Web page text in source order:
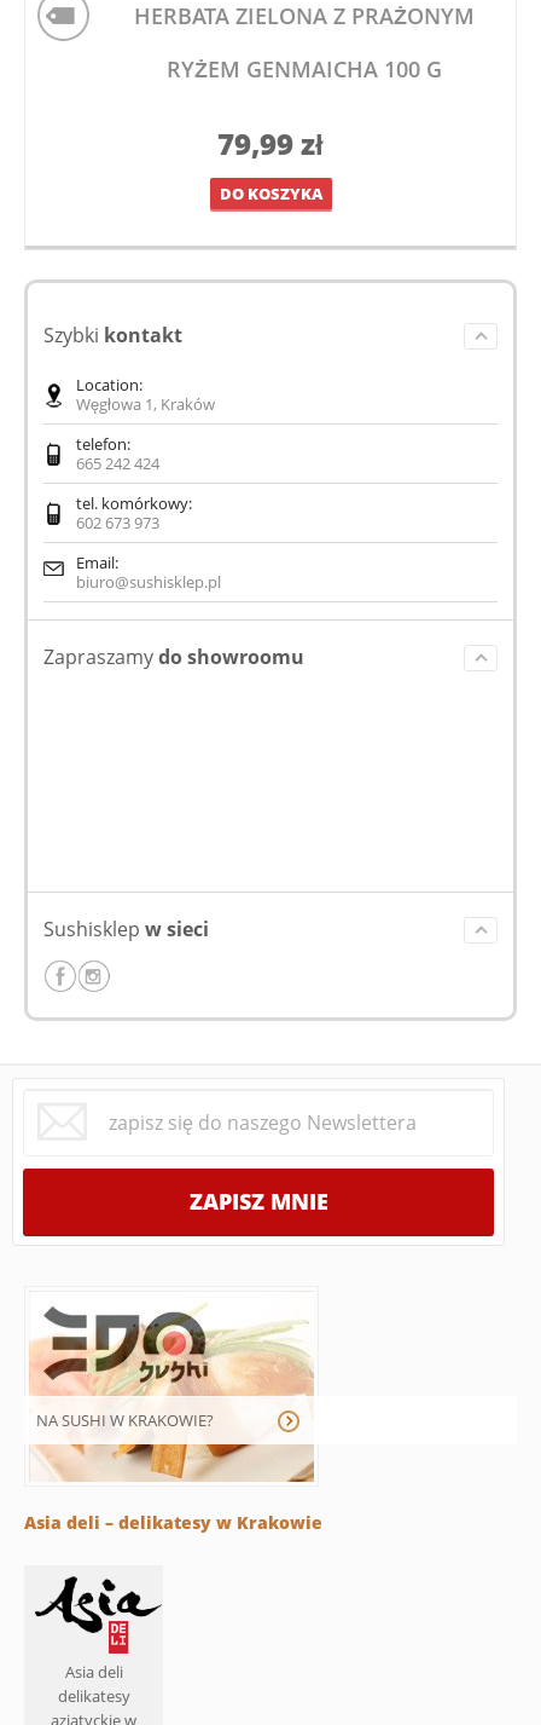
HERBATA ZIELONA Z PRAŻONYM
RYŻEM GENMAICHA 100 G
79,99zł
DO KOSZYKA
Szybki kontakt
Location:
Węgłowa 1, Kraków
telefon:
665 242 424
tel. komórkowy:
602 673 973
Email:
biuro@sushisklep.pl
Zapraszamydo showroomu
Sushisklep w sieci
NA SUSHI W KRAKOWIE?
Asia deli – delikatesy w Krakowie
Asia deli
delikatesy
azjatyckie w